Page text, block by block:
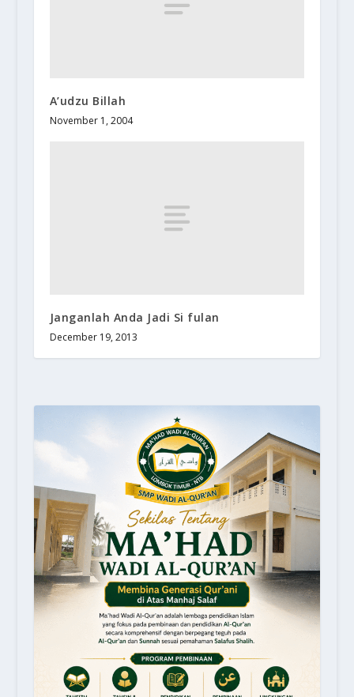
A’udzu Billah
November 1, 2004
Janganlah Anda Jadi Si fulan
December 19, 2013